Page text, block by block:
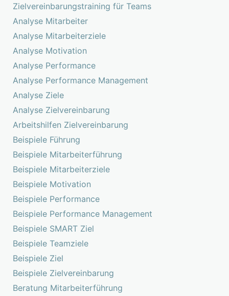
Zielvereinbarungstraining für Teams
Analyse Mitarbeiter
Analyse Mitarbeiterziele
Analyse Motivation
Analyse Performance
Analyse Performance Management
Analyse Ziele
Analyse Zielvereinbarung
Arbeitshilfen Zielvereinbarung
Beispiele Führung
Beispiele Mitarbeiterführung
Beispiele Mitarbeiterziele
Beispiele Motivation
Beispiele Performance
Beispiele Performance Management
Beispiele SMART Ziel
Beispiele Teamziele
Beispiele Ziel
Beispiele Zielvereinbarung
Beratung Mitarbeiterführung